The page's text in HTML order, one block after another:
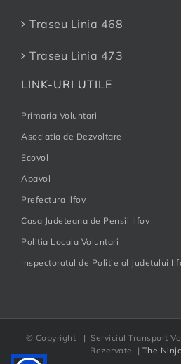
Traseu Linia 468
Traseu Linia 473
LINK-URI UTILE
Primaria Voluntari
Asociatia de Dezvoltare
Ecovol
Apavol
Prefectura Ilfov
Casa Judeteana de Pensii Ilfov
Politia Locala Voluntari
Inspectoratul de Politie al Judetului
© Copyright
| Serviciul Transport
Rezervate | The